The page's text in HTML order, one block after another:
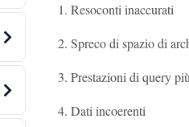
Resoconti inaccurati
Spreco di spazio di
Prestazioni di query
Dati incoerenti